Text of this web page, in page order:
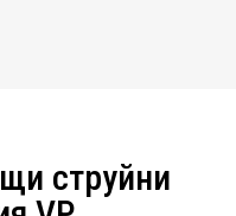
струйни